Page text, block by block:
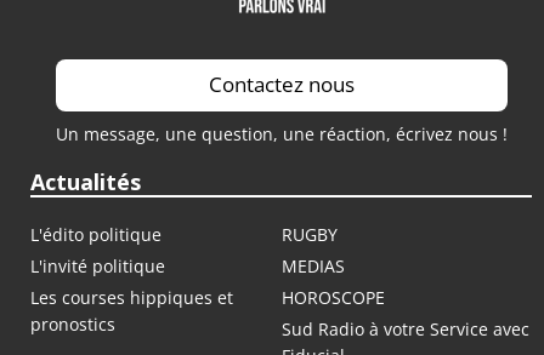
Contactez nous
Un message, une question, une réaction, écrivez nous !
Actualités
L'édito politique
RUGBY
L'invité politique
MEDIAS
Les courses hippiques et
pronostics
HOROSCOPE
Sud Radio à votre Service avec